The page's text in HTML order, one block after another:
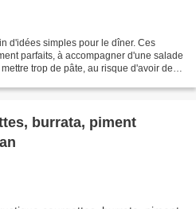
d'idées simples pour le dîner. Ces
parfaits, à accompagner d'une salade
trop de pâte, au risque d'avoir des
burrata, piment